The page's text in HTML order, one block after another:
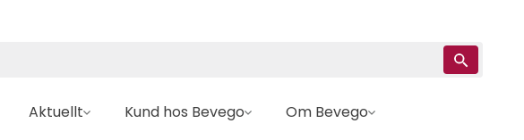
Aktuellt Kund hos Bevego Om Bevego